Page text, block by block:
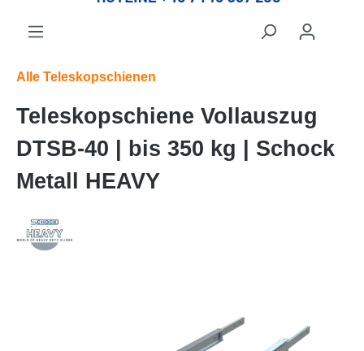
Alle Teleskopschienen
Teleskopschiene Vollauszug
DTSB-40 | bis 350 kg | Schock
Metall HEAVY